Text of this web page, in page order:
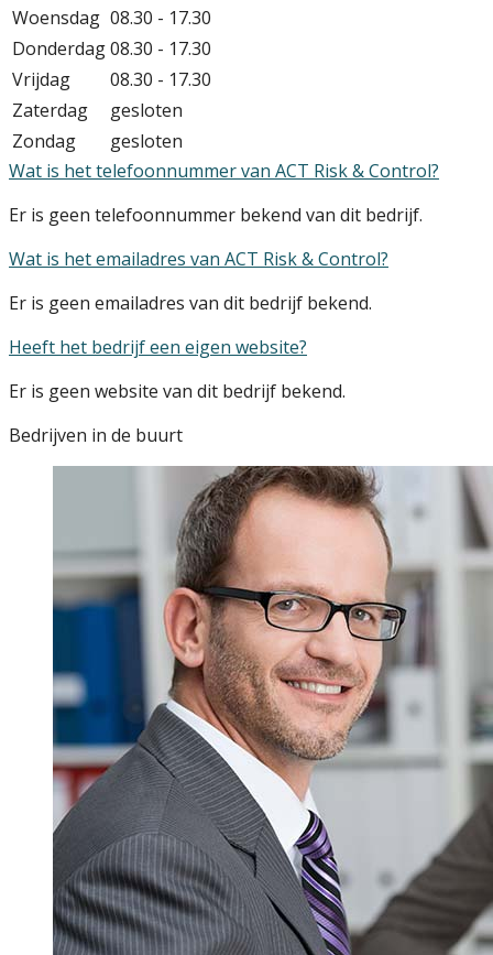
Woensdag 08.30 - 17.30
Donderdag08.30 - 17.30
Vrijdag
08.30 - 17.30
Zaterdag
gesloten
Zondag
gesloten
Wat is het telefoonnummer van ACT Risk & Control?
Er is geen telefoonnummer bekend van dit bedrijf.
Wat is het emailadres van ACT Risk & Control?
Er is geen emailadres van dit bedrijf bekend.
Heeft het bedrijf een eigen website?
Er is geen website van dit bedrijf bekend.
Bedrijven in de buurt